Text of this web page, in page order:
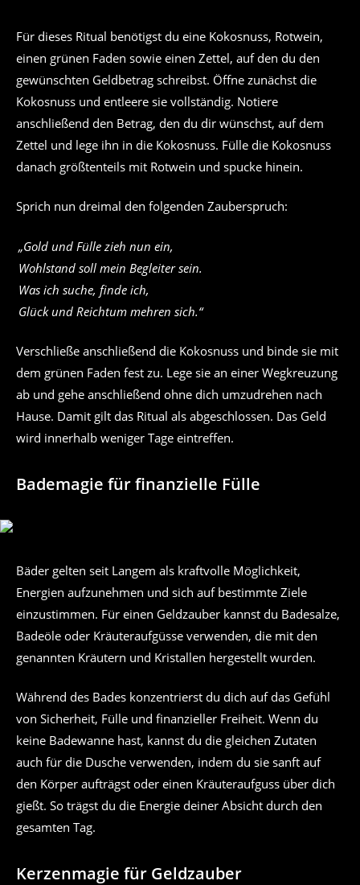
Für dieses Ritual benötigst du eine Kokosnuss, Rotwein,
einen grünen Faden sowie einen Zettel, auf den du den
gewünschten Geldbetrag schreibst. Öffne zunächst die
Kokosnuss und entleere sie vollständig. Notiere
anschließend den Betrag, den du dir wünschst, auf dem
Zettel und lege ihn in die Kokosnuss. Fülle die Kokosnuss
danach größtenteils mit Rotwein und spucke hinein.
Sprich nun dreimal den folgenden Zauberspruch:
„Gold und Fülle zieh nun ein,
Wohlstand soll mein Begleiter sein.
Was ich suche, finde ich,
Glück und Reichtum mehren sich.“
Verschließe anschließend die Kokosnuss und binde sie mit
dem grünen Faden fest zu. Lege sie an einer Wegkreuzung
ab und gehe anschließend ohne dich umzudrehen nach
Hause. Damit gilt das Ritual als abgeschlossen. Das Geld
wird innerhalb weniger Tage eintreffen.
Bademagie für finanzielle Fülle
Bäder gelten seit Langem als kraftvolle Möglichkeit,
Energien aufzunehmen und sich auf bestimmte Ziele
einzustimmen. Für einen Geldzauber kannst du Badesalze,
Badeöle oder Kräuteraufgüsse verwenden, die mit den
genannten Kräutern und Kristallen hergestellt wurden.
Während des Bades konzentrierst du dich auf das Gefühl
von Sicherheit, Fülle und finanzieller Freiheit. Wenn du
keine Badewanne hast, kannst du die gleichen Zutaten
auch für die Dusche verwenden, indem du sie sanft auf
den Körper aufträgst oder einen Kräuteraufguss über dich
gießt. So trägst du die Energie deiner Absicht durch den
gesamten Tag.
Kerzenmagie für Geldzauber